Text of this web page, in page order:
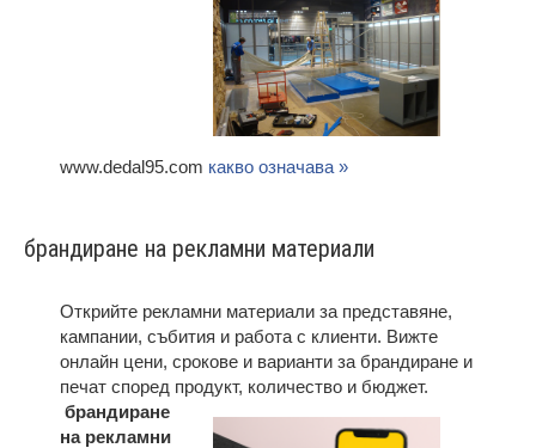
www.dedal95.com какво означава »
брандиране на рекламни материали
Открийте рекламни материали за представяне,
кампании, събития и работа с клиенти. Вижте
онлайн цени, срокове и варианти за брандиране и
печат според продукт, количество и бюджет.
брандиране
на рекламни